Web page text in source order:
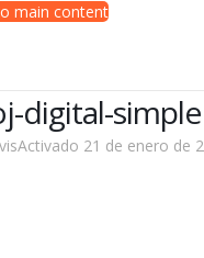
main content
digital-simple
Activado 21 de enero de